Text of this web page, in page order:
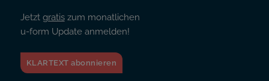
Jetzt gratiszum monatlichen
u-form Update anmelden!
KLARTEXT abonnieren